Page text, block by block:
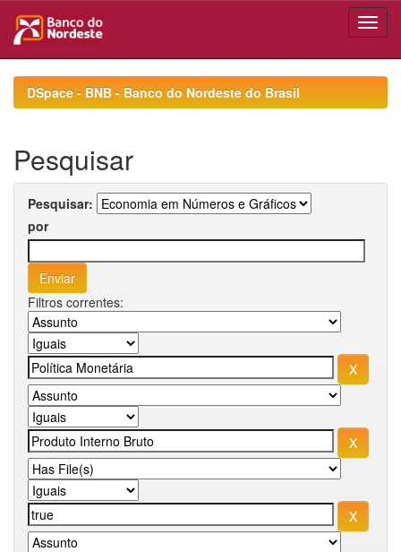
navigationDSpace - BNB - Banco do Nordeste do Brasil
Pesquisar
Pesquisar:
por
Filtros correntes: